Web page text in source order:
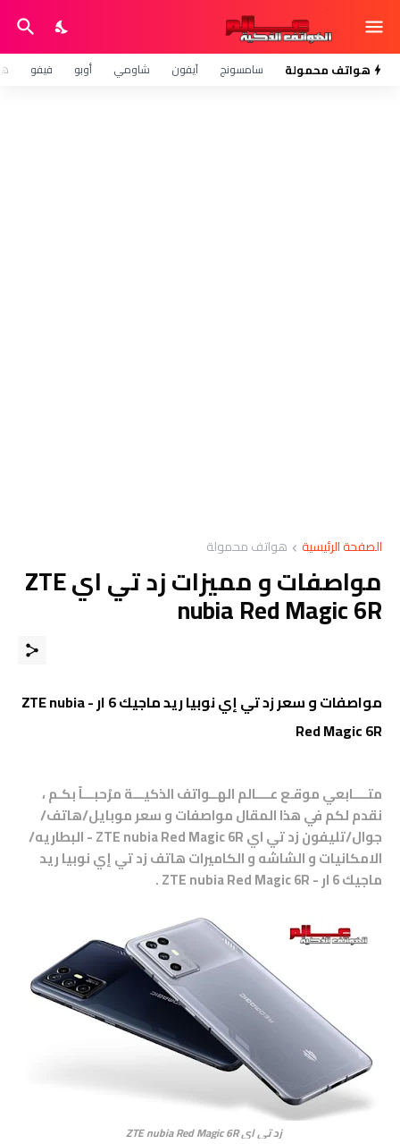
هواتف محمولة سامسونج آيفون شاومي أوبو فيفو
الصفحة الرئيسية هواتف محمولة
مواصفات و مميزات زد تي اي ZTE
nubia Red Magic 6R
مواصفات و سعر زد تي إي نوبيا ريد ماجيك 6 ار - ZTE nubia
Red Magic 6R
متــــابعي موقـع عــــالم الهــواتف الذكيـــة مرْحبـــاً بكـم ،
نقدم لكم في هذا المقال مواصفات و سعر موبايل/هاتف/
جوال/تليفون زد تي اي ZTE nubia Red Magic 6R - البطاريه/
الامكانيات و الشاشه و الكاميرات هاتفزد تي إي نوبيا ريد
ماجيك 6 ار - ZTE nubia Red Magic 6R
.
زد تي اي ZTE nubia Red Magic 6R